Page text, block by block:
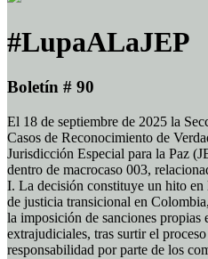
#LupaALaJEP
Boletín # 90
El 18 de septiembre de 2025 la
Casos de Reconocimiento de
Jurisdicción Especial para la Paz
dentro de macrocaso 003,
I. La decisión constituye un hito
de justicia transicional en
la imposición de sanciones propias
extrajudiciales, tras surtir el
responsabilidad por parte de los